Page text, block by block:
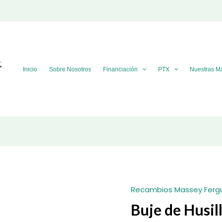
Inicio Sobre Nosotros Financiación PTX Nuestras
Recambios Massey
Buje de